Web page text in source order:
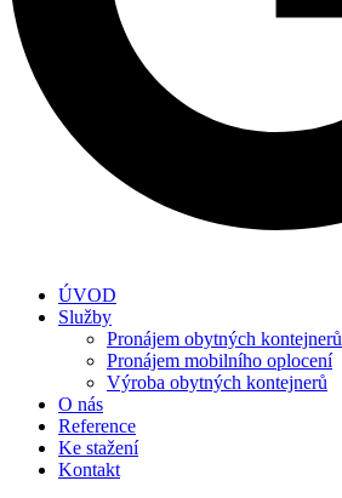
ÚVOD
Služby
Pronájem obytných kontejnerů
Pronájem mobilního oplocení
Výroba obytných kontejnerů
O nás
Reference
Ke stažení
Kontakt